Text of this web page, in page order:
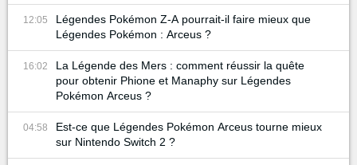
12:05
Légendes Pokémon Z-A pourrait-il faire mieux que
Légendes Pokémon : Arceus ?
16:02
La Légende des Mers : comment réussir la quête
pour obtenir Phione et Manaphy sur Légendes
Pokémon Arceus ?
04:58
Est-ce que Légendes Pokémon Arceus tourne mieux
sur Nintendo Switch 2 ?